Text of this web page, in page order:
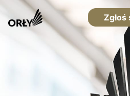
Zgłoś